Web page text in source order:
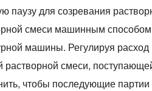
паузу для созревания
смеси машинным
машины. Регулируя
растворной смеси,
чтобы последующие партии